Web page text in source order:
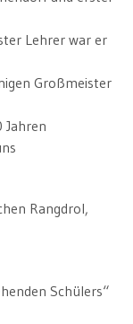
Lehrer war er
Großmeister
Jahren
Rangdrol,
Schülers“